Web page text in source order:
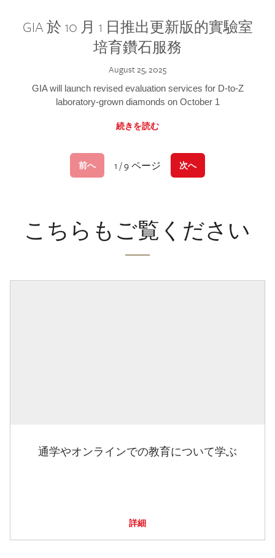
GIA 於 10 月 1 日推出更新版的實驗室
培育鑽石服務
August 25, 2025
GIA will launch revised evaluation services for D-to-Z
laboratory-grown diamonds on October 1
続きを読む
前へ 1 / 9 ページ 次へ
こちらもご覧ください
通学やオンラインでの教育について学ぶ
詳細